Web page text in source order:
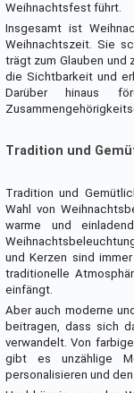
Weihnachtsfest führt.
Insgesamt ist
Weihnachtszeit. Sie
trägt zum Glauben und
die Sichtbarkeit und
Darüber hinaus
Tradition und
Tradition und
Wahl von
warme und
und Kerzen sind
traditionelle
einfängt.
Aber auch moderne
beitragen, dass sich
verwandelt. Von
gibt es unzählige
personalisieren und